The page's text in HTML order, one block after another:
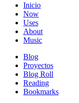
Inicio
Now
Uses
About
Music
Blog
Proyectos
Blog Roll
Reading
Bookmarks